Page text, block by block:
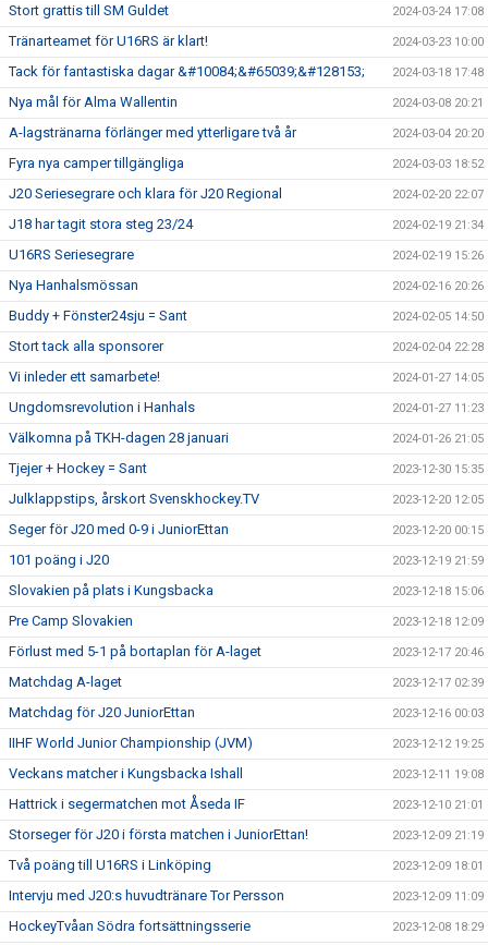
Stort grattis till SM Guldet 2024-03-24 17:08
Tränarteamet för U16RS är klart! 2024-03-23 10:00
Tack för fantastiska dagar &#10084;&#65039;&#128153; 2024-03-18 17:48
Nya mål för Alma Wallentin 2024-03-08 20:21
A-lagstränarna förlänger med ytterligare två år 2024-03-04 20:20
Fyra nya camper tillgängliga 2024-03-03 18:52
J20 Seriesegrare och klara för J20 Regional 2024-02-20 22:07
J18 har tagit stora steg 23/24 2024-02-19 21:34
U16RS Seriesegrare 2024-02-19 15:26
Nya Hanhalsmössan 2024-02-16 20:26
Buddy + Fönster24sju = Sant 2024-02-05 14:50
Stort tack alla sponsorer 2024-02-04 22:28
Vi inleder ett samarbete! 2024-01-27 14:05
Ungdomsrevolution i Hanhals 2024-01-27 11:23
Välkomna på TKH-dagen 28 januari 2024-01-26 21:05
Tjejer + Hockey = Sant 2023-12-30 15:35
Julklappstips, årskort Svenskhockey.TV 2023-12-20 12:05
Seger för J20 med 0-9 i JuniorEttan 2023-12-20 00:15
101 poäng i J20 2023-12-19 21:59
Slovakien på plats i Kungsbacka 2023-12-18 15:06
Pre Camp Slovakien 2023-12-18 12:09
Förlust med 5-1 på bortaplan för A-laget 2023-12-17 20:46
Matchdag A-laget 2023-12-17 02:39
Matchdag för J20 JuniorEttan 2023-12-16 00:03
IIHF World Junior Championship (JVM) 2023-12-12 19:25
Veckans matcher i Kungsbacka Ishall 2023-12-11 19:08
Hattrick i segermatchen mot Åseda IF 2023-12-10 21:01
Storseger för J20 i första matchen i JuniorEttan! 2023-12-09 21:19
Två poäng till U16RS i Linköping 2023-12-09 18:01
Intervju med J20:s huvudtränare Tor Persson 2023-12-09 11:09
HockeyTvåan Södra fortsättningsserie 2023-12-08 18:29